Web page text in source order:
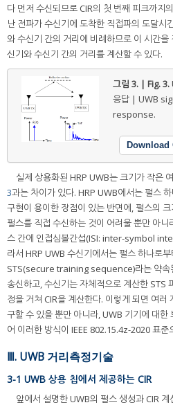
다 먼저 수신되므로 CIR의 첫 번째 피크까지
난 전파가 수신기에 도착한 직접파의 도달시
와 수신기 간의 거리에 비례하므로 이 시간
신기와 수신기 간의 거리를 계산할 수 있다.
그림 3. | Fig. 3.
응답 | UWB
response.
Download
실제 상용화된 HRP UWB는 크기가 작은
3과는 차이가 있다. HRP UWB에서는 펄스
구현이 용이한 장점이 있는 반면에, 펄스의
펄스를 직접 수신하는 것이 어려울 뿐만 아
스 간에 인접심볼간섭(ISI: inter-symbol
라서 HRP UWB 수신기에서는 펄스 하나로
STS(secure training sequence)라는 약속
송신하고, 수신기는 자체적으로 계산한
정을 거쳐 CIR을 계산한다. 이렇게 되면 여러
구할 수 있을 뿐만 아니라, UWB 기기에 대한
어 이러한 방식이 IEEE 802.15.4z-2020 표준
Ⅲ. UWB 거리측정기술
3-1 UWB 상용 칩에서 제공하는 CIR
앞에서 설명한 UWB의 펄스 생성과 CIR